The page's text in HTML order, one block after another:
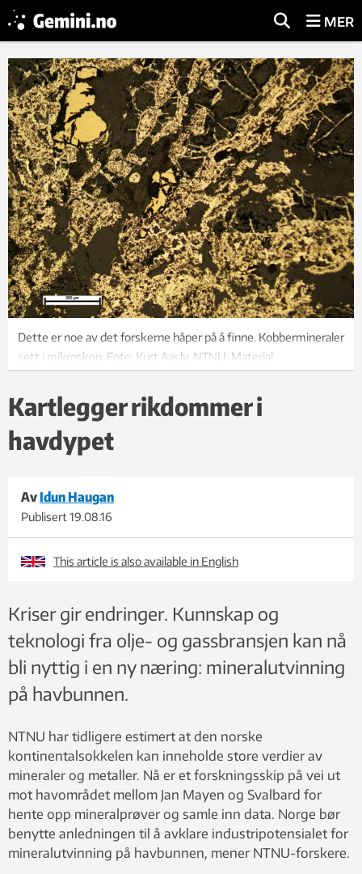
MER
Dette er noe av det forskerne håper på å finne. Kobbermineraler
sett i mikroskop. Foto: Kurt Aasly, NTNU. Material:
Kartlegger rikdommer i
havdypet
Av Idun Haugan
Publisert19.08.16
This article is also available in English
Kriser gir endringer. Kunnskap og
teknologi fra olje- og gassbransjen kan nå
bli nyttig i en ny næring: mineralutvinning
på havbunnen.
NTNU har tidligere estimert at den norske
kontinentalsokkelen kan inneholde store verdier av
mineraler og metaller. Nå er et forskningsskip på vei ut
mot havområdet mellom Jan Mayen og Svalbard for
hente opp mineralprøver og samle inn data. Norge bør
benytte anledningen til å avklare industripotensialet for
mineralutvinning på havbunnen, mener NTNU-forskere.